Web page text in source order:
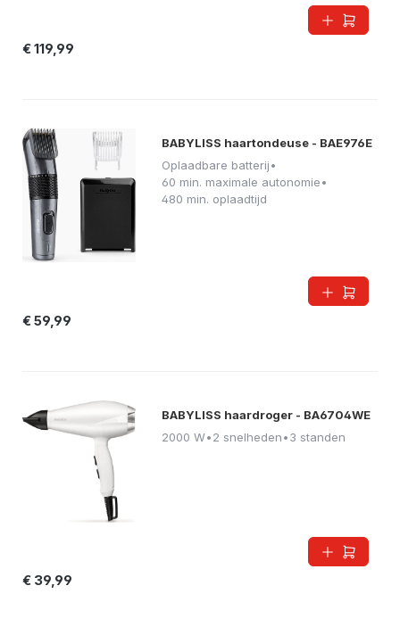
€ 119,99
BABYLISS haartondeuse - BAE976E
Oplaadbare batterij•
60 min. maximale autonomie•
480 min. oplaadtijd
€ 59,99
BABYLISS haardroger - BA6704WE
2000 W•2 snelheden•3 standen
€ 39,99